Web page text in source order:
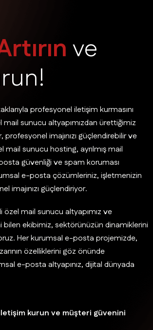
rtırınve
run!
profesyonel iletişim kurmasını
sunucu altyapımızdan ürettiğimiz
imajınızı güçlendirebilir ve
mail sunucu hosting, ayrılmış mail
güvenliği ve spam koruması
e-posta çözümleriniz, işletmenizin
imajınızı güçlendiriyor.
mail sunucu altyapımız ve
bilen ekibimiz, sektörünüzün dinamiklerini
Her kurumsal e-posta projemizde,
özelliklerini göz önünde
e-posta altyapınız, dijital dünyada
kurun ve müşteri güvenini